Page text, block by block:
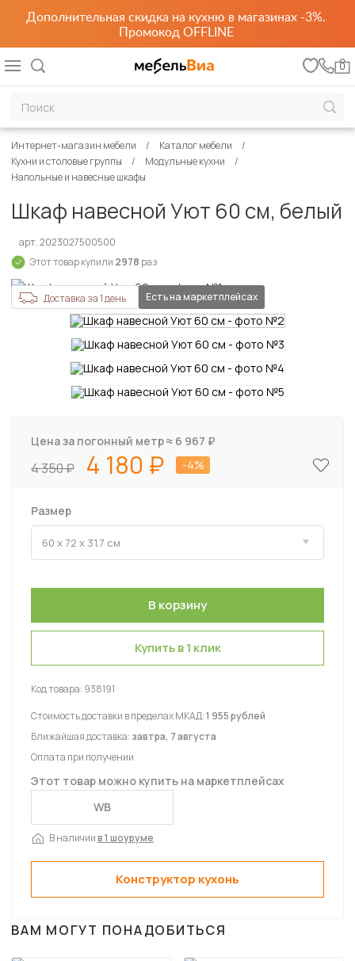
Дополнительная скидка на кухню в магазинах -3%.
Промокод OFFLINE
0
Интернет-магазин мебели
Каталог мебели
Кухни и столовые группы
Модульные кухни
Напольные и навесные шкафы
Шкаф навесной Уют 60 см, белый
арт. 2023027500500
Этот товар купили 2978 раз
Доставка за 1 день Есть на маркетплейсах
Цена за погонный метр ≈ 6 967 ₽
4 350 4 180 -4%
Размер
Купить в 1 клик
Код товара: 938191
Стоимость доставки в пределах МКАД:1 955 рублей
Ближайшая доставка: завтра, 7 августа
Оплата при получении
Этот товар можно купить на маркетплейсах
WB
В наличиив 1 шоуруме
Конструктор кухонь
ВАМ МОГУТ ПОНАДОБИТЬСЯ